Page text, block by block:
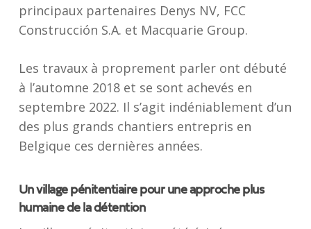
principaux partenaires Denys NV, FCC
Construcción S.A. et Macquarie Group.
Les travaux à proprement parler ont débuté
à l’automne 2018 et se sont achevés en
septembre 2022. Il s’agit indéniablement d’un
des plus grands chantiers entrepris en
Belgique ces dernières années.
Un village pénitentiaire pour une approche plus
humaine de la détention